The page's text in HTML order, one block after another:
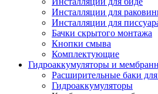
Инсталляции для
Инсталляции для
Бачки скрытого монтажа
Кнопки смыва
Комплектующие
Гидроаккумуляторы и
Расширительные баки
Гидроаккумуляторы